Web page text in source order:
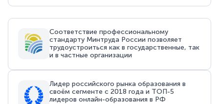
Соответствие профессиональному
стандарту Минтруда России позволяет
трудоустроиться как в государственные, так
и в частные организации
Лидер российского рынка образования в
своём сегменте с 2018 года и ТОП-5
лидеров онлайн-образования в РФ